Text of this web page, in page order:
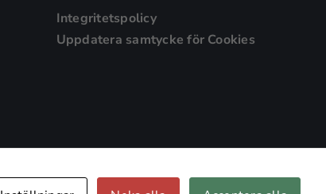
Integritetspolicy
Uppdatera samtycke för Cookies